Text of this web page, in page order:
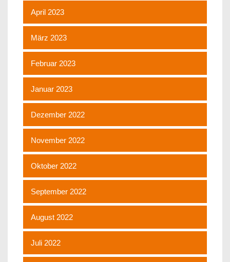
April 2023
März 2023
Februar 2023
Januar 2023
Dezember 2022
November 2022
Oktober 2022
September 2022
August 2022
Juli 2022